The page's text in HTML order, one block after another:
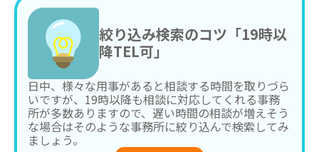
絞り込み検索のコツ「19時以
降TEL可」
日中、様々な用事があると相談する時間を取りづら
いですが、19時以降も相談に対応してくれる事務
所が多数ありますので、遅い時間の相談が増えそう
な場合はそのような事務所に絞り込んで検索してみ
ましょう。